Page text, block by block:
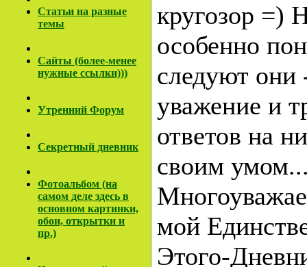
Cтатьи на разные
темы
Сайты (более-менее
нужные ссылки)))
Утренний Форум
Секретный дневник
Фотоальбом (на
самом деле здесь в
основном картинки,
обои, открытки и
пр.)
кругозор =)
особенно
следуют
уважение и
ответов на
своим
мой
Этого-